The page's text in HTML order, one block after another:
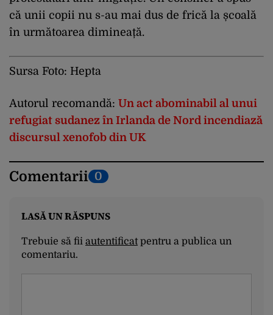
că unii copii nu s-au mai dus de frică la școală
în următoarea dimineață.
Sursa Foto: Hepta
Autorul recomandă: Un act abominabil al unui
refugiat sudanez în Irlanda de Nord incendiază
discursul xenofob din UK
Comentarii 0
LASĂ UN RĂSPUNS
Trebuie să fii autentificatpentru a publica un
comentariu.